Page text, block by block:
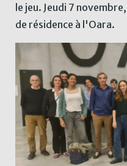
le jeu. Jeudi 7
de résidence à l'Oara.